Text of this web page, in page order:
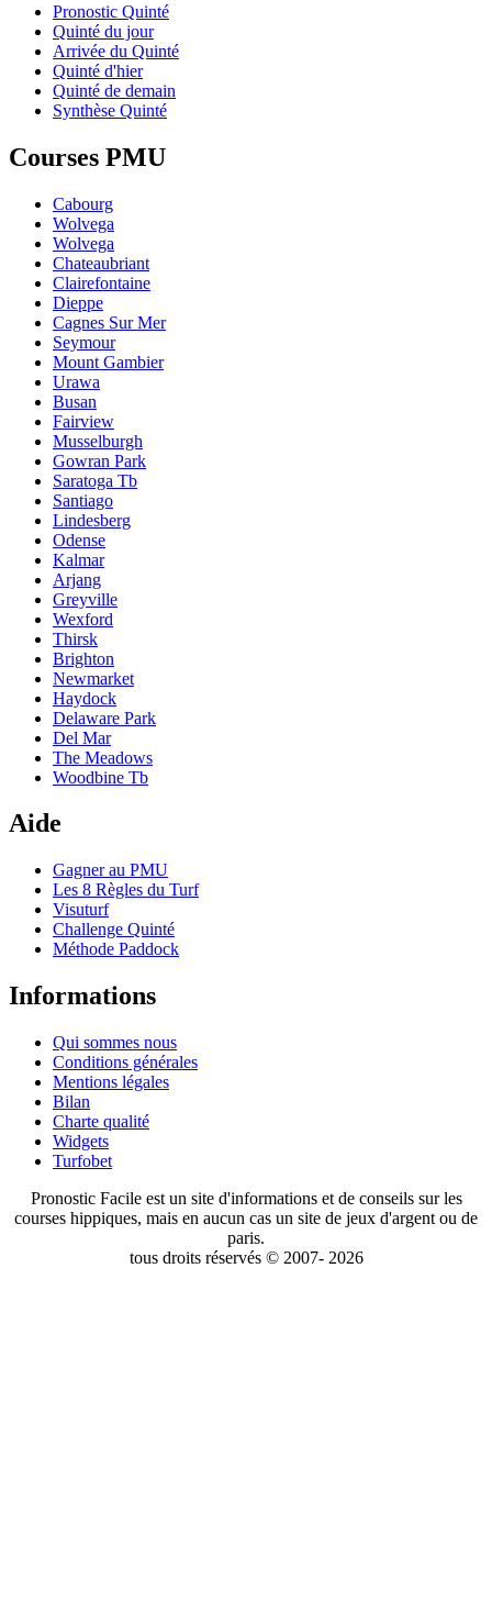
Pronostic Quinté
Quinté du jour
Arrivée du Quinté
Quinté d'hier
Quinté de demain
Synthèse Quinté
Courses PMU
Cabourg
Wolvega
Wolvega
Chateaubriant
Clairefontaine
Dieppe
Cagnes Sur Mer
Seymour
Mount Gambier
Urawa
Busan
Fairview
Musselburgh
Gowran Park
Saratoga Tb
Santiago
Lindesberg
Odense
Kalmar
Arjang
Greyville
Wexford
Thirsk
Brighton
Newmarket
Haydock
Delaware Park
Del Mar
The Meadows
Woodbine Tb
Aide
Gagner au PMU
Les 8 Règles du Turf
Visuturf
Challenge Quinté
Méthode Paddock
Informations
Qui sommes nous
Conditions générales
Mentions légales
Bilan
Charte qualité
Widgets
Turfobet
Pronostic Facile est un site d'informations et de conseils sur les
courses hippiques, mais en aucun cas un site de jeux d'argent ou de
paris.
tous droits réservés © 2007- 2026